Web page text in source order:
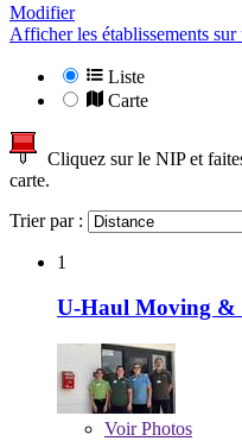
Modifier
Afficher les établissements sur
Liste
Carte
Cliquez sur le NIP et
carte.
Trier par :
1
U-Haul Moving &
VoirPhotos